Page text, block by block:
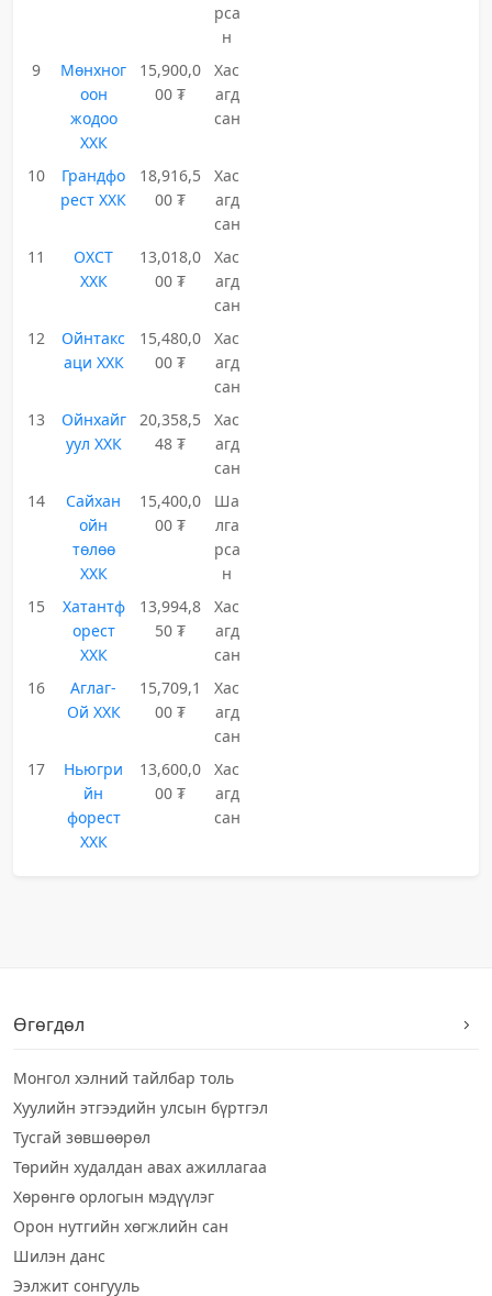
рса
н
9
Мөнхног
оон
жодоо
ХХК
15,900,0
00 ₮
Хас
агд
сан
10
Грандфо
рест ХХК
18,916,5
00 ₮
Хас
агд
сан
11
ОХСТ
ХХК
13,018,0
00 ₮
Хас
агд
сан
12
Ойнтакс
аци ХХК
15,480,0
00 ₮
Хас
агд
сан
13
Ойнхайг
уул ХХК
20,358,5
48 ₮
Хас
агд
сан
14
Сайхан
ойн
төлөө
ХХК
15,400,0
00 ₮
Ша
лга
рса
н
15
Хатантф
орест
ХХК
13,994,8
50 ₮
Хас
агд
сан
16
Аглаг-
Ой ХХК
15,709,1
00 ₮
Хас
агд
сан
17
Ньюгри
йн
форест
ХХК
13,600,0
00 ₮
Хас
агд
сан
Өгөгдөл
Монгол хэлний тайлбар толь
Хуулийн этгээдийн улсын бүртгэл
Тусгай зөвшөөрөл
Төрийн худалдан авах ажиллагаа
Хөрөнгө орлогын мэдүүлэг
Орон нутгийн хөгжлийн сан
Шилэн данс
Ээлжит сонгууль